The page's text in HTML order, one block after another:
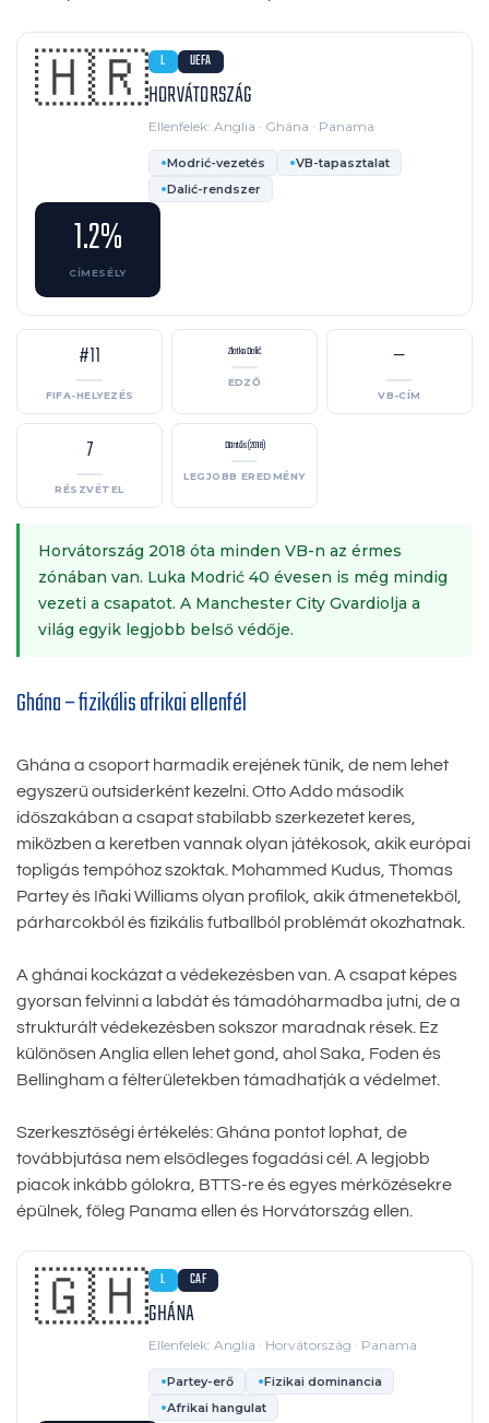
🇭🇷 L UEFA
HORVÁTORSZÁG
Ellenfelek: Anglia · Ghána · Panama
Modrić-vezetés
VB-tapasztalat
Dalić-rendszer
1.2%
CÍMESÉLY
#11
FIFA-HELYEZÉS
Zlatko Dalić
EDZŐ
—
VB-CÍM
7
RÉSZVÉTEL
Döntős (2018)
LEGJOBB EREDMÉNY
Horvátország 2018 óta minden VB-n az érmes
zónában van. Luka Modrić 40 évesen is még mindig
vezeti a csapatot. A Manchester City Gvardiolja a
világ egyik legjobb belső védője.
Ghána – fizikális afrikai ellenfél
Ghána a csoport harmadik erejének tűnik, de nem lehet
egyszerű outsiderként kezelni. Otto Addo második
időszakában a csapat stabilabb szerkezetet keres,
miközben a keretben vannak olyan játékosok, akik európai
topligás tempóhoz szoktak. Mohammed Kudus, Thomas
Partey és Iñaki Williams olyan profilok, akik átmenetekből,
párharcokból és fizikális futballból problémát okozhatnak.
A ghánai kockázat a védekezésben van. A csapat képes
gyorsan felvinni a labdát és támadóharmadba jutni, de a
strukturált védekezésben sokszor maradnak rések. Ez
különösen Anglia ellen lehet gond, ahol Saka, Foden és
Bellingham a félterületekben támadhatják a védelmet.
Szerkesztőségi értékelés: Ghána pontot lophat, de
továbbjutása nem elsődleges fogadási cél. A legjobb
piacok inkább gólokra, BTTS-re és egyes mérkőzésekre
épülnek, főleg Panama ellen és Horvátország ellen.
🇬🇭 L CAF
GHÁNA
Ellenfelek: Anglia · Horvátország · Panama
Partey-erő
Fizikai dominancia
Afrikai hangulat